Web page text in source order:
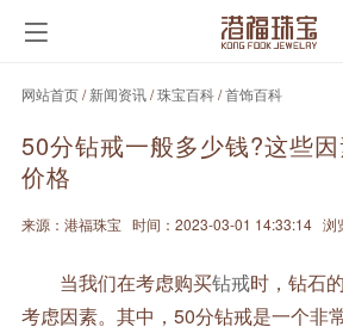
网站首页/新闻资讯/珠宝百科/首饰百科
50分钻戒一般多少钱?这些
价格
来源：港福珠宝 时间：2023-03-01 14:33:14 浏
当我们在考虑购买钻戒时，钻石
考虑因素。其中，50分钻戒是一个非